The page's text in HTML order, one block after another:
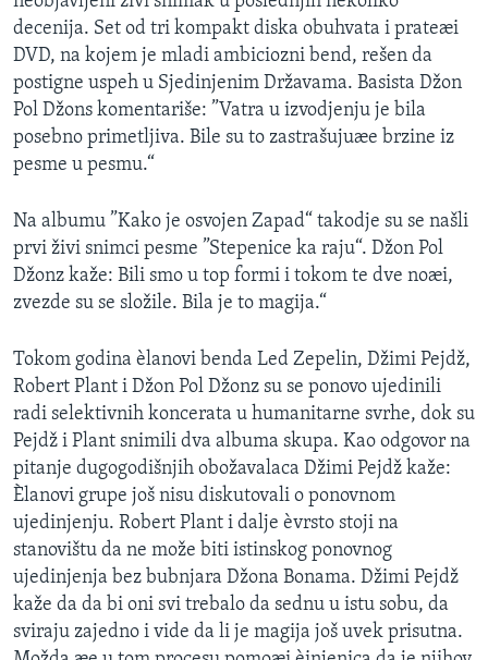
decenija. Set od tri kompakt diska obuhvata i prateæi
DVD, na kojem je mladi ambiciozni bend, rešen da
postigne uspeh u Sjedinjenim Državama. Basista Džon
Pol Džons komentariše: ”Vatra u izvodjenju je bila
posebno primetljiva. Bile su to zastrašujuæe brzine iz
pesme u pesmu.“
Na albumu ”Kako je osvojen Zapad“ takodje su se našli
prvi živi snimci pesme ”Stepenice ka raju“. Džon Pol
Džonz kaže: Bili smo u top formi i tokom te dve noæi,
zvezde su se složile. Bila je to magija.“
Tokom godina èlanovi benda Led Zepelin, Džimi Pejdž,
Robert Plant i Džon Pol Džonz su se ponovo ujedinili
radi selektivnih koncerata u humanitarne svrhe, dok su
Pejdž i Plant snimili dva albuma skupa. Kao odgovor na
pitanje dugogodišnjih obožavalaca Džimi Pejdž kaže:
Èlanovi grupe još nisu diskutovali o ponovnom
ujedinjenju. Robert Plant i dalje èvrsto stoji na
stanovištu da ne može biti istinskog ponovnog
ujedinjenja bez bubnjara Džona Bonama. Džimi Pejdž
kaže da da bi oni svi trebalo da sednu u istu sobu, da
sviraju zajedno i vide da li je magija još uvek prisutna.